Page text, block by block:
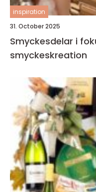
inspiration
31. October 2025
Smyckesdelar i
smyckeskreation